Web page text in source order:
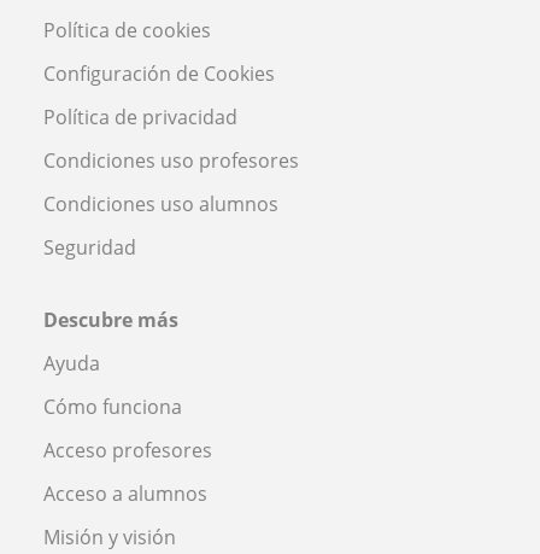
Política de cookies
Configuración de Cookies
Política de privacidad
Condiciones uso profesores
Condiciones uso alumnos
Seguridad
Descubre más
Ayuda
Cómo funciona
Acceso profesores
Acceso a alumnos
Misión y visión